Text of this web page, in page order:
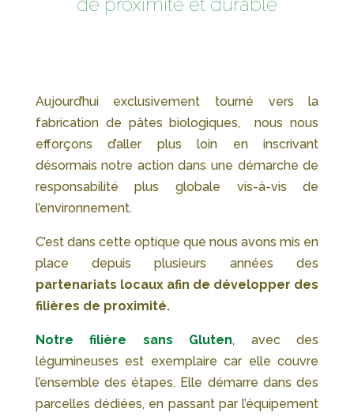
Aujourd’hui exclusivement tourné vers la
fabrication de pâtes biologiques, nous nous
efforçons d’aller plus loin en inscrivant
désormais notre action dans une démarche de
responsabilité plus globale vis-à-vis de
l’environnement.
C’est dans cette optique que nous avons mis en
place depuis plusieurs années des
partenariats locaux afin de développer des
filières de proximité.
Notre filière sans Gluten, avec des
légumineuses est exemplaire car elle couvre
l’ensemble des étapes. Elle démarre dans des
parcelles dédiées, en passant par l’équipement